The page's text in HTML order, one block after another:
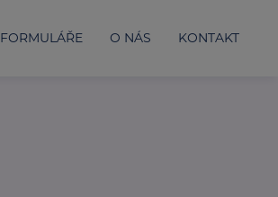
FORMULÁŘE O NÁS KONTAKT